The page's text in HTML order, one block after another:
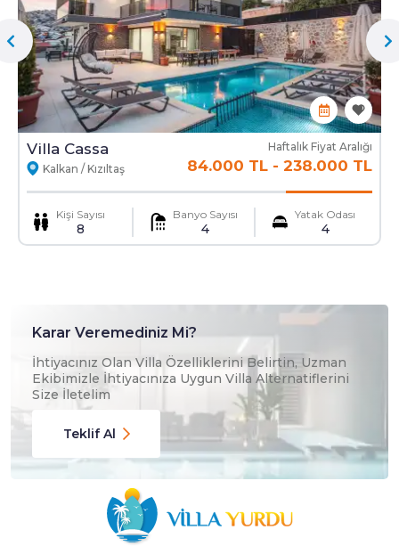
Villa Cassa
Kalkan / Kızıltaş
Haftalık Fiyat Aralığı
84.000 TL - 238.000 TL
Kişi Sayısı
8
Banyo Sayısı
4
Yatak Odası
4
Karar Veremediniz Mi?
İhtiyacınız Olan Villa Özelliklerini Belirtin, Uzman
Ekibimizle İhtiyacınıza Uygun Villa Alternatiflerini
Size İletelim
Teklif Al